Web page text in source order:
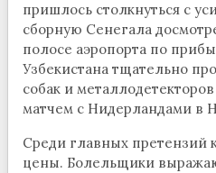
пришлось столкнуться с
сборную Сенегала
полосе аэропорта по
Узбекистана тщательно
собак и
матчем с Нидерландами в
Среди главных претензий
цены. Болельщики